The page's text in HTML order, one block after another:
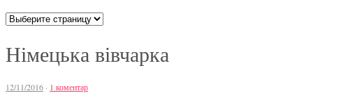
Німецька вівчарка
12/11/2016 · 1 коментар